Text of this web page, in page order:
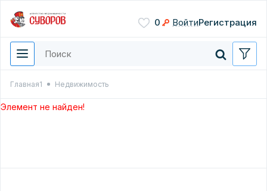
0 ВойтиРегистрация
Главная1 Недвижимость
Элемент не найден!
Введите цифры с картинки
Нажимая кнопку, вы даете
согласие на обработку
персональных данных